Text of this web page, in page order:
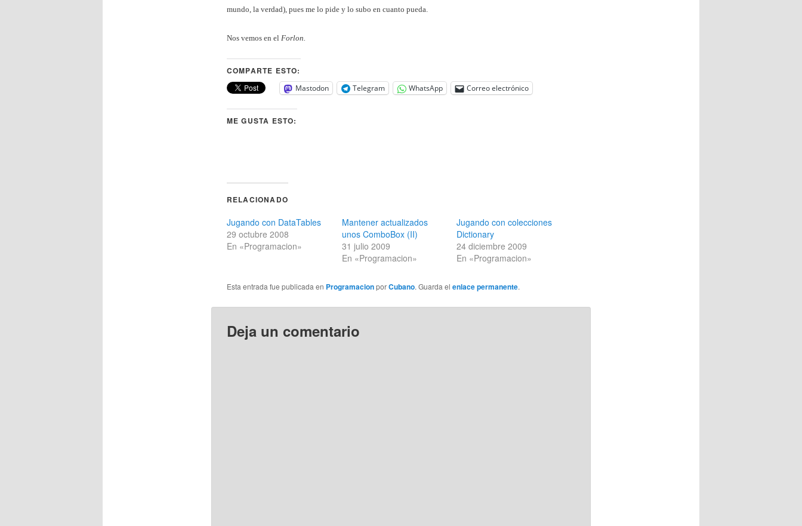
mundo, la verdad), pues me lo pide y lo subo en cuanto pueda.
Nos vemos en el Forlon.
COMPARTE ESTO:
Mastodon Telegram WhatsApp Correo electrónico
ME GUSTA ESTO:
RELACIONADO
Jugando con DataTables
29 octubre 2008
En «Programacion»
Mantener actualizados
unos ComboBox (II)
31 julio 2009
En «Programacion»
Jugando con colecciones
Dictionary
24 diciembre 2009
En «Programacion»
Esta entrada fue publicada en ProgramacionporCubano. Guarda el enlace permanente.
Deja un comentario